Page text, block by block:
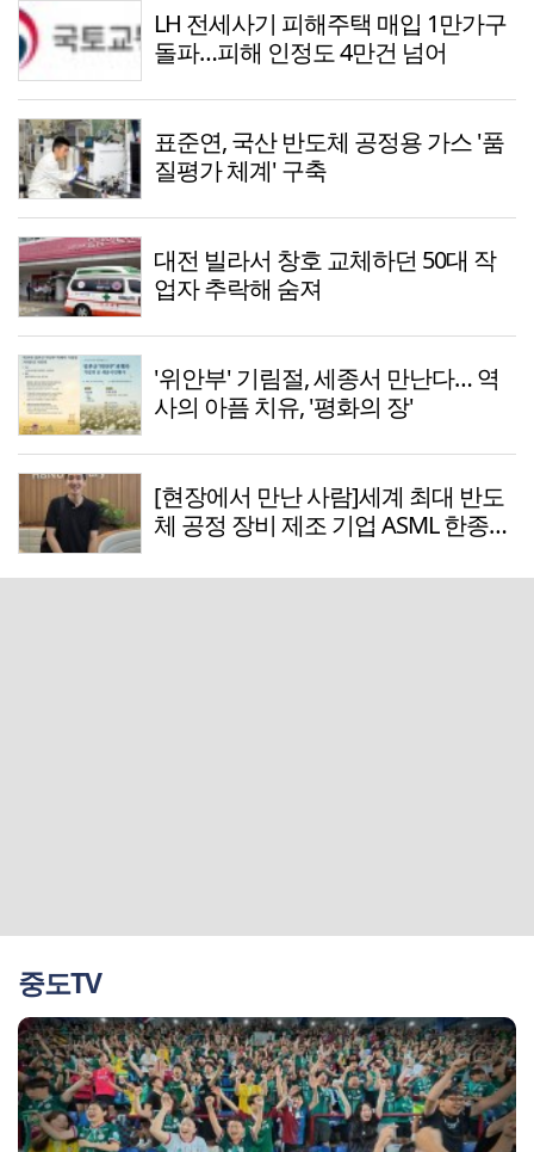
LH 전세사기 피해주택 매입 1만가구
돌파…피해 인정도 4만건 넘어
표준연, 국산 반도체 공정용 가스 '품
질평가 체계' 구축
대전 빌라서 창호 교체하던 50대 작
업자 추락해 숨져
'위안부' 기림절, 세종서 만난다… 역
사의 아픔 치유, '평화의 장'
[현장에서 만난 사람]세계 최대 반도
체 공정 장비 제조 기업 ASML 한종호
중도TV